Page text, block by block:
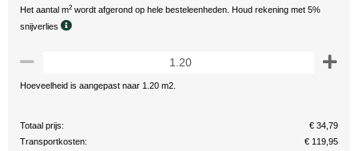
Het aantal m2 wordt afgerond op hele besteleenheden. Houd rekening met 5%
snijverlies
Hoeveelheid is aangepast naar 1.20 m2.
Totaal prijs:
€ 34,79
Transportkosten:
€ 119,95